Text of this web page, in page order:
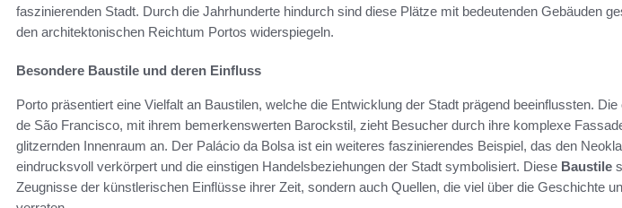
faszinierenden Stadt. Durch die Jahrhunderte hindurch sind diese Plätze mit bedeutenden Gebäuden
den architektonischen Reichtum Portos widerspiegeln.
Besondere Baustile und deren Einfluss
Porto präsentiert eine Vielfalt an Baustilen, welche die Entwicklung der Stadt prägend beeinflussten. Die
de São Francisco, mit ihrem bemerkenswerten Barockstil, zieht Besucher durch ihre komplexe
glitzernden Innenraum an. Der Palácio da Bolsa ist ein weiteres faszinierendes Beispiel, das den
eindrucksvoll verkörpert und die einstigen Handelsbeziehungen der Stadt symbolisiert. Diese Baustile
Zeugnisse der künstlerischen Einflüsse ihrer Zeit, sondern auch Quellen, die viel über die Geschichte